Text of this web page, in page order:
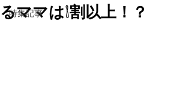
特集記事
るママは8割以上！？